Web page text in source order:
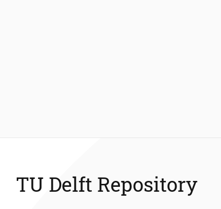
TU Delft Repository